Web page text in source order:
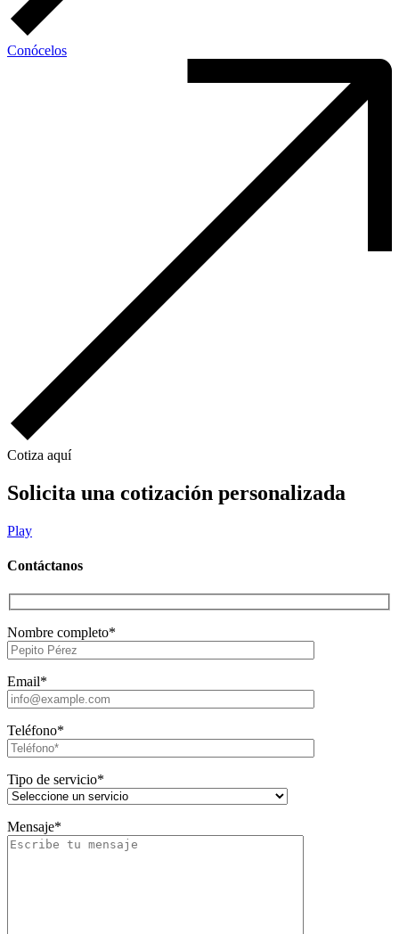
Conócelos
Cotiza aquí
Solicita una cotización personalizada
Play
Contáctanos
Nombre completo*
Email*
Teléfono*
Tipo de servicio*
Mensaje*